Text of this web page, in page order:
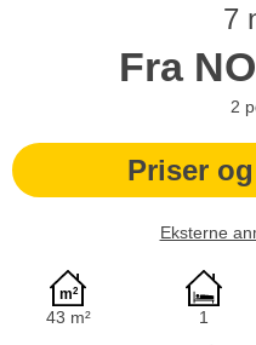
7
Fra
2
Priser
Eksterne
43 m² 1